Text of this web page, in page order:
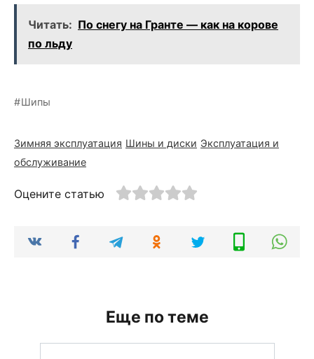
Читать: По снегу на Гранте — как на корове
по льду
Шипы
Зимняя эксплуатация Шины и диски Эксплуатация и
обслуживание
Оцените статью
Еще по теме